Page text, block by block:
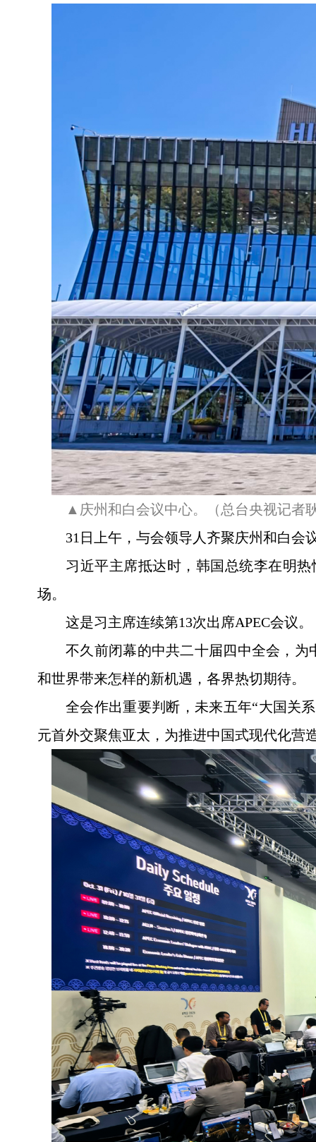
▲庆州和白会议中心。（总台央视记者
31日上午，与会领导人齐聚庆州和白会
习近平主席抵达时，韩国总统李在明
场。
这是习主席连续第13次出席APEC会议。
不久前闭幕的中共二十届四中全会，
和世界带来怎样的新机遇，各界热切期待。
全会作出重要判断，未来五年“大国关
元首外交聚焦亚太，为推进中国式现代化营